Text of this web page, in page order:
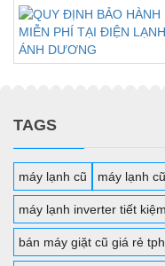
TAGS
máy lạnh cũ máy lạnh
máy lạnh inverter tiết
bán máy giặt cũ giá rẻ